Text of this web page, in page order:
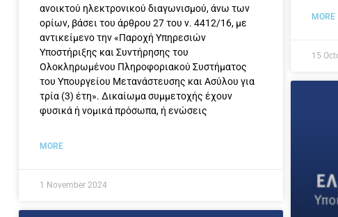
ανοικτού ηλεκτρονικού διαγωνισμού, άνω των
ορίων, βάσει του άρθρου 27 του ν. 4412/16, με
αντικείμενο την «Παροχή Υπηρεσιών
Υποστήριξης και Συντήρησης του
Ολοκληρωμένου Πληροφοριακού Συστήματος
του Υπουργείου Μετανάστευσης και Ασύλου για
τρία (3) έτη». Δικαίωμα συμμετοχής έχουν
φυσικά ή νομικά πρόσωπα, ή ενώσεις
MORE
1 November 2024
MORE
15